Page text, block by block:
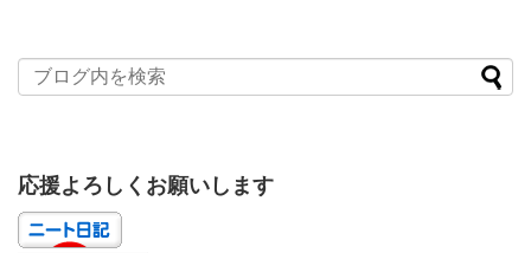
応援よろしくお願いします